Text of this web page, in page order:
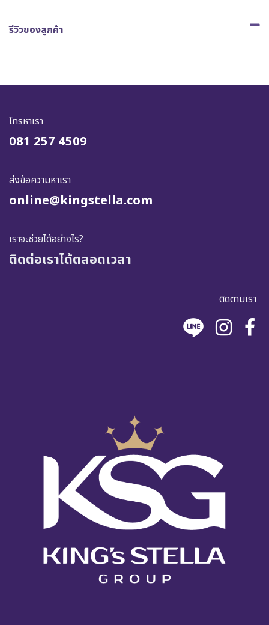
รีวิวของลูกค้า
โทรหาเรา
081 257 4509
ส่งข้อความหาเรา
online@kingstella.com
เราจะช่วยได้อย่างไร?
ติดต่อเราได้ตลอดเวลา
ติดตามเรา